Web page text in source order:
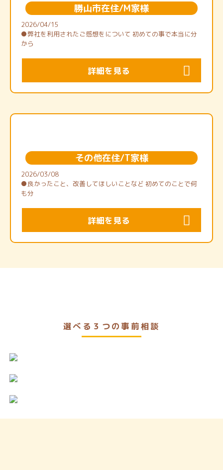
勝山市在住/M家様
2026/04/15
●弊社を利用されたご感想をについて 初めての事で本当に分
から
詳細を見る
その他在住/T家様
2026/03/08
●良かったこと、改善してほしいことなど 初めてのことで何
も分
詳細を見る
選べる３つの事前相談